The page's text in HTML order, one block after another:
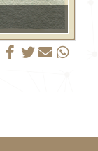
الجزيرة